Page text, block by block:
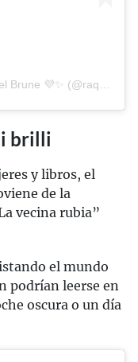
Una publicación compartida por Raquel Brune 💜✨ (@raquelbrune_)
brilli
y libros, el
de la
vecina rubia”
el mundo
podrían leerse en
oscura o un día